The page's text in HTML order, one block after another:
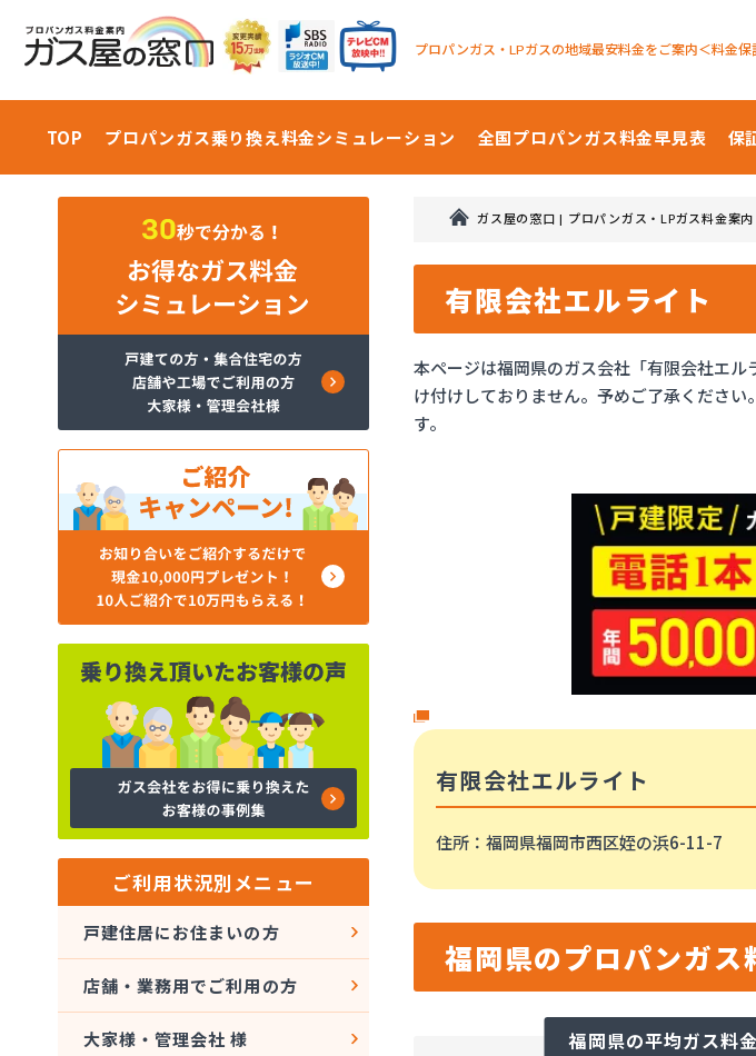
プロパンガス・LPガスの地域最安料金をご案内＜料金保
TOP プロパンガス乗り換え料金シミュレーション 全国プロパンガス料金早見表 保
ガス屋の窓口 | プロパンガス・LPガス料金案内
有限会社エルライト
本ページは福岡県のガス会社「有限会社エ
け付けしておりません。予めご了承くださ
す。
有限会社エルライト
住所 ：福岡県福岡市西区姪の浜6-11-7
福岡県のプロパンガス
福岡県の平均ガス料金
ご利用状況別メニュー
戸建住居にお住まいの方
店舗・業務用でご利用の方
大家様・管理会社 様